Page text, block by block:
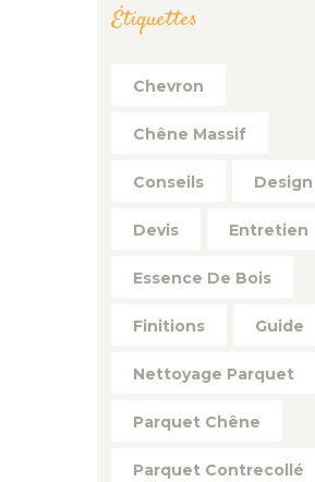
Étiquettes
Chevron
Chêne Massif
Conseils Design
Devis Entretien
Essence De Bois
Finitions Guide
Nettoyage Parquet
Parquet Chêne
Parquet Contrecollé